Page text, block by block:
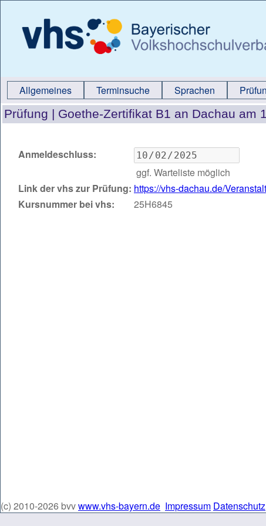
Allgemeines Terminsuche Sprachen
Prüfung | Goethe-Zertifikat B1 an Dachau am
Anmeldeschluss:
ggf. Warteliste möglich
Link der vhs zur Prüfung: https://vhs-dachau.de/
Kursnummer bei vhs:
25H6845
(c) 2010-2026 bvvwww.vhs-bayern.de Impressum Datenschutz